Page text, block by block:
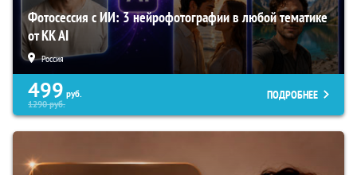
Фотосессия с ИИ: 3 нейрофотографии в любой тематике
от KK AI
Россия
499 руб.
1290руб.
ПОДРОБНЕЕ